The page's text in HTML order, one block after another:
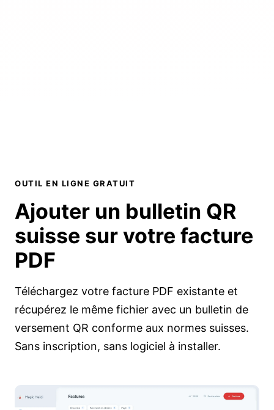
OUTIL EN LIGNE GRATUIT
Ajouter un bulletin QR
suisse sur votre facture
PDF
Téléchargez votre facture PDF existante et
récupérez le même fichier avec un bulletin de
versement QR conforme aux normes suisses.
Sans inscription, sans logiciel à installer.